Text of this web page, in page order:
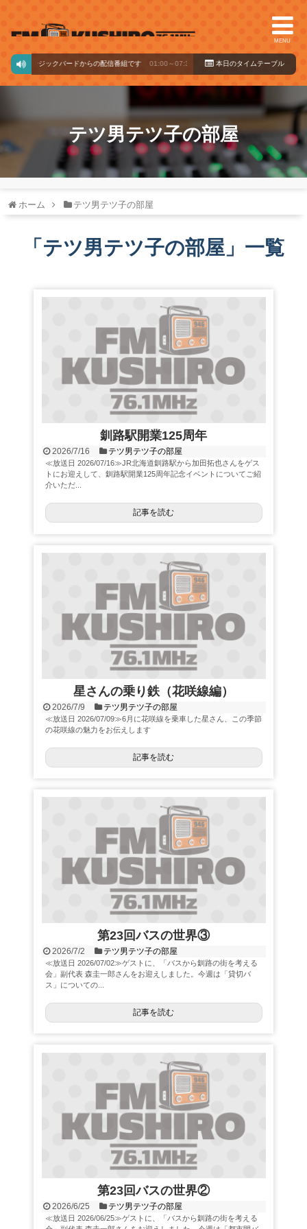
MENU
ュージックバードからの配信番組です 01:00～07:30 本日のタイ ムテーブル
テツ男テツ子の部屋
ホーム テツ男テツ子の部屋
「 テツ男テツ子の部屋 」 一覧
釧路駅開業125周年
2026/7/16 テツ男テツ子の部屋
≪放送日 2026/07/16≫JR北海道釧路駅から加田拓也さんをゲス
トにお迎えして、釧路駅開業125周年記念イベントについてご紹
介いただ...
記事を読む
星さんの乗り鉄（花咲線編）
2026/7/9 テツ男テツ子の部屋
≪放送日 2026/07/09≫6月に花咲線を乗車した星さん、この季節
の花咲線の魅力をお伝えします
記事を読む
第23回バスの世界③
2026/7/2 テツ男テツ子の部屋
≪放送日 2026/07/02≫ゲストに、「バスから釧路の街を考える
会」副代表 森圭一郎さんをお迎えしました。今週は「貸切バ
ス」についての...
記事を読む
第23回バスの世界②
2026/6/25 テツ男テツ子の部屋
≪放送日 2026/06/25≫ゲストに、「バスから釧路の街を考える